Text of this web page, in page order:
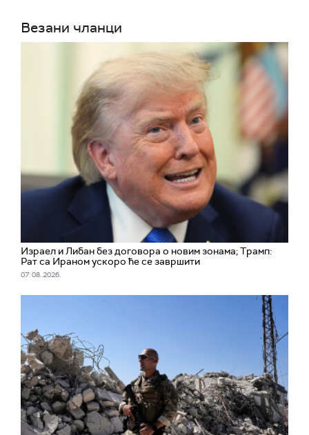
Везани чланци
Израел и Либан без договора о новим зонама; Трамп:
Рат са Ираном ускоро ће се завршити
07. 08. 2026.